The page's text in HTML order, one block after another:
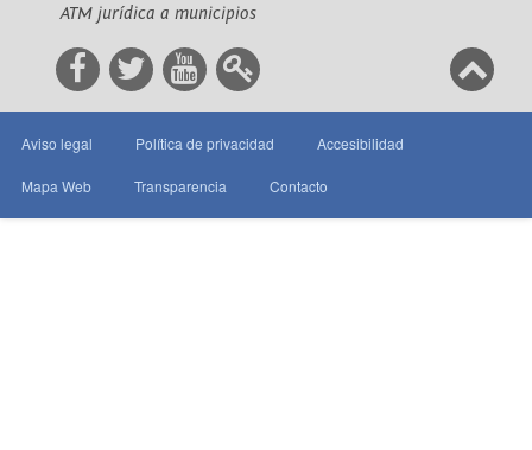
ATM jurídica a municipios
Aviso legal Política de privacidad Accesibilidad
Mapa Web Transparencia Contacto